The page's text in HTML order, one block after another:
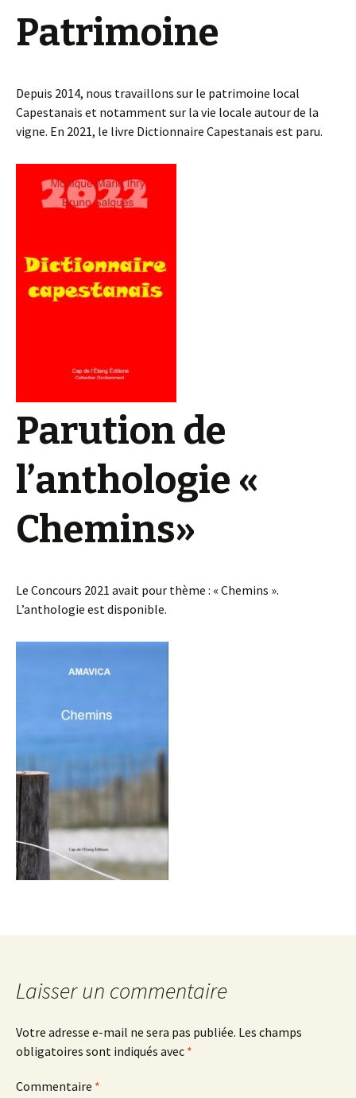
Patrimoine
Depuis 2014, nous travaillons sur le patrimoine local
Capestanais et notamment sur la vie locale autour de la
vigne. En 2021, le livre Dictionnaire Capestanais est paru.
Parution de
l’anthologie «
Chemins»
Le Concours 2021 avait pour thème : « Chemins ».
L’anthologie est disponible.
Laisser un commentaire
Votre adresse e-mail ne sera pas publiée. Les champs
obligatoires sont indiqués avec *
Commentaire *